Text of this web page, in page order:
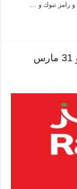
و رامز تبوك و …
عروض رامز السعودية اليوم 30 و 31 مارس